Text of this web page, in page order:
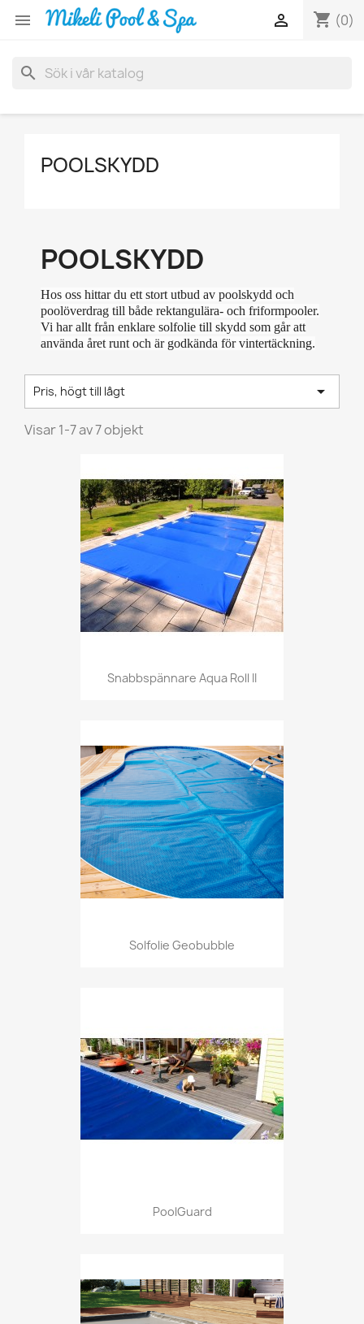
 shopping_cart (0)

search
POOLSKYDD
POOLSKYDD
Hos oss hittar du ett stort utbud av poolskydd och
poolöverdrag till både rektangulära- och friformpooler.
Vi har allt från enklare solfolie till skydd som går att
använda året runt och är godkända för vintertäckning.
Pris, högt till lågt 
Visar 1-7 av 7 objekt
Snabbspännare Aqua Roll II
Solfolie Geobubble
PoolGuard